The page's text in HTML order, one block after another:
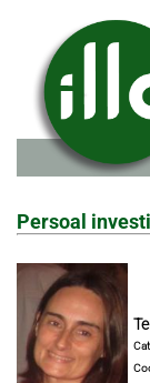
Persoal